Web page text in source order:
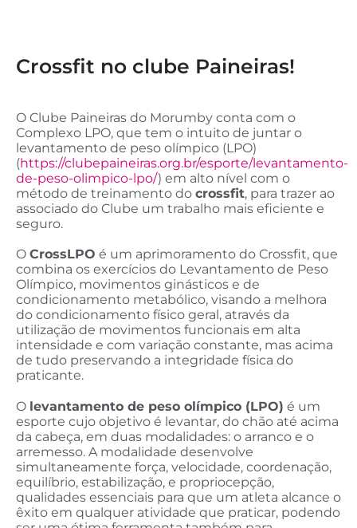
Crossfit no clube Paineiras!
O Clube Paineiras do Morumby conta com o
Complexo LPO, que tem o intuito de juntar o
levantamento de peso olímpico (LPO)
(https://clubepaineiras.org.br/esporte/levantamento-
de-peso-olimpico-lpo/) em alto nível com o
método de treinamento do crossfit, para trazer ao
associado do Clube um trabalho mais eficiente e
seguro.
O CrossLPO é um aprimoramento do Crossfit, que
combina os exercícios do Levantamento de Peso
Olímpico, movimentos ginásticos e de
condicionamento metabólico, visando a melhora
do condicionamento físico geral, através da
utilização de movimentos funcionais em alta
intensidade e com variação constante, mas acima
de tudo preservando a integridade física do
praticante.
O levantamento de peso olímpico (LPO) é um
esporte cujo objetivo é levantar, do chão até acima
da cabeça, em duas modalidades: o arranco e o
arremesso. A modalidade desenvolve
simultaneamente força, velocidade, coordenação,
equilíbrio, estabilização, e propriocepção,
qualidades essenciais para que um atleta alcance o
êxito em qualquer atividade que praticar, podendo